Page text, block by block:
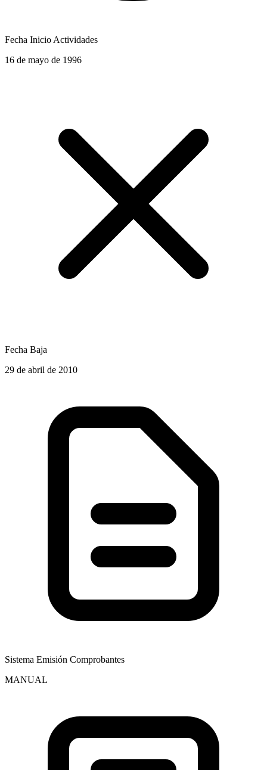
Fecha Inicio Actividades
16 de mayo de 1996
Fecha Baja
29 de abril de 2010
Sistema Emisión Comprobantes
MANUAL